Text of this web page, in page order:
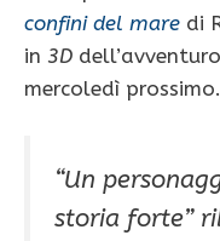
confini del mare di
in 3D
mercoledì prossimo.
“Un
storia forte”